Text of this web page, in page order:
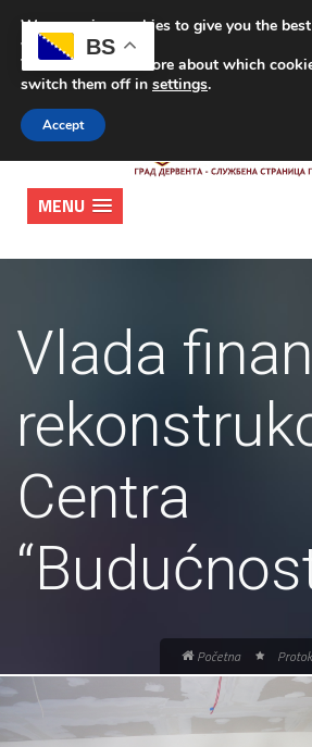
MENU
Vlada
Centra
Početna
BS
We are using cookies to give you the
website.
You can find out more about which
switch them off in settings.
Accept